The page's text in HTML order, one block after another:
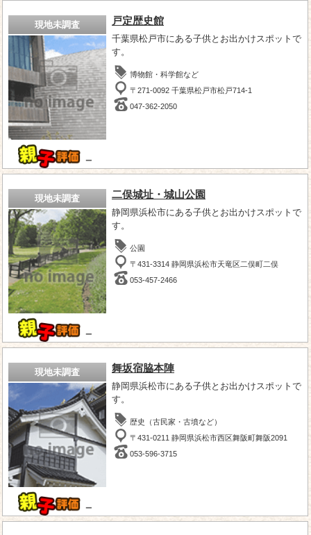
現地未調査
－
戸定歴史館
千葉県松戸市にある子供とお出かけスポットで
す。
博物館・科学館など
〒271-0092 千葉県松戸市松戸714-1
047-362-2050
現地未調査
－
二俣城址・城山公園
静岡県浜松市にある子供とお出かけスポットで
す。
公園
〒431-3314 静岡県浜松市天竜区二俣町二俣
053-457-2466
現地未調査
－
舞坂宿脇本陣
静岡県浜松市にある子供とお出かけスポットで
す。
歴史（古民家・古墳など）
〒431-0211 静岡県浜松市西区舞阪町舞阪2091
053-596-3715